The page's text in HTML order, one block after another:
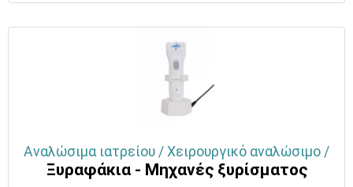
Αναλώσιμα ιατρείου / Χειρουργικό αναλώσιμο /
Ξυραφάκια - Μηχανές ξυρίσματος